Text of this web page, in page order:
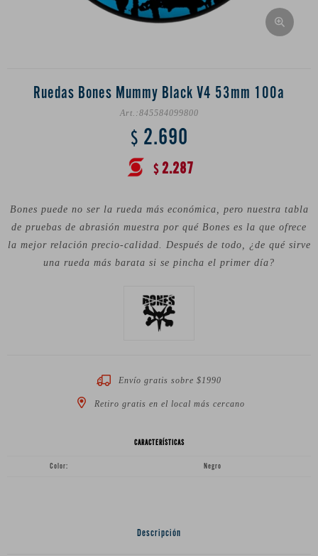
Ruedas Bones Mummy Black V4 53mm 100a
845584099800
$ 2.690
$ 2.287
Bones puede no ser la rueda más económica, pero nuestra tabla
de pruebas de abrasión muestra por qué Bones es la que ofrece
la mejor relación precio-calidad. Después de todo, ¿de qué sirve
una rueda más barata si se pincha el primer día?
Envío gratis sobre $1990
Retiro gratis en el local más cercano
CARACTERÍSTICAS
Color Negro
Descripción